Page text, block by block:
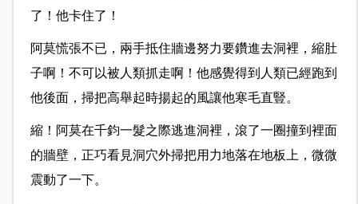
了！他卡住了！
阿莫慌張不已，兩手抵住牆邊努力要鑽進去洞裡，縮肚
子啊！不可以被人類抓走啊！他感覺得到人類已經跑到
他後面，掃把高舉起時揚起的風讓他寒毛直豎。
縮！阿莫在千鈞一髮之際逃進洞裡，滾了一圈撞到裡面
的牆壁，正巧看見洞穴外掃把用力地落在地板上，微微
震動了一下。